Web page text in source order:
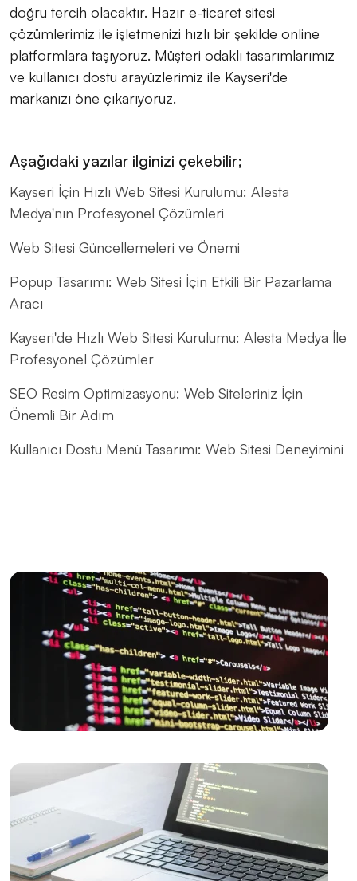
doğru tercih olacaktır. Hazır e-ticaret sitesi
çözümlerimiz ile işletmenizi hızlı bir şekilde online
platformlara taşıyoruz. Müşteri odaklı tasarımlarımız
ve kullanıcı dostu arayüzlerimiz ile Kayseri'de
markanızı öne çıkarıyoruz.
Aşağıdaki yazılar ilginizi çekebilir;
Kayseri İçin Hızlı Web Sitesi Kurulumu: Alesta
Medya'nın Profesyonel Çözümleri
Web Sitesi Güncellemeleri ve Önemi
Popup Tasarımı: Web Sitesi İçin Etkili Bir Pazarlama
Aracı
Kayseri'de Hızlı Web Sitesi Kurulumu: Alesta Medya İle
Profesyonel Çözümler
SEO Resim Optimizasyonu: Web Siteleriniz İçin
Önemli Bir Adım
Kullanıcı Dostu Menü Tasarımı: Web Sitesi Deneyimini
Güvenli Ödeme Entegrasyonu: E-ticaret Siteleri İçin
Önemi ve Uygulama Yöntemleri
E-Ticaret Web Tasarımı: Dijital Dönüşümün Anahtarı
E-Ticaret Temaları: Dijital Dünyada Başarılı Bir
Görünüm İçin İpuçları
Dijital Dönüşümün Anahtarı
Toptan Gıda Satışı Web Sitesi Tasarımı: Dijital
Pazarlama Stratejileri ve Trendler
Arkeolog Web Sitesi Tasarımı: Tarihin Derinliklerinde
Bir Yolculuk